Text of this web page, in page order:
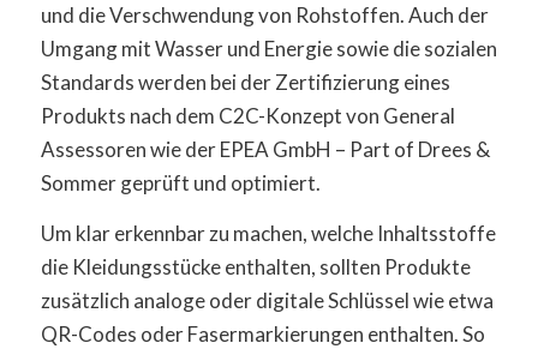
und die Verschwendung von Rohstoffen. Auch der
Umgang mit Wasser und Energie sowie die sozialen
Standards werden bei der Zertifizierung eines
Produkts nach dem C2C-Konzept von General
Assessoren wie der EPEA GmbH – Part of Drees &
Sommer geprüft und optimiert.
Um klar erkennbar zu machen, welche Inhaltsstoffe
die Kleidungsstücke enthalten, sollten Produkte
zusätzlich analoge oder digitale Schlüssel wie etwa
QR-Codes oder Fasermarkierungen enthalten. So